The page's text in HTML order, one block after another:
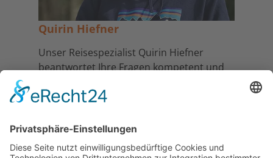
Quirin Hiefner
Unser Reisespezialist Quirin Hiefner
beantwortet Ihre Fragen kompetent und
T: +49 (0) 40 3289 268 90
E:qhiefner@takeoffreisen.de